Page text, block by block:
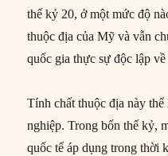
thế kỷ 20, ở một mức độ
thuộc địa của Mỹ và vẫn
quốc gia thực sự độc lập
Tính chất thuộc địa này
nghiệp. Trong bốn thế kỷ,
quốc tế áp dụng trong thời